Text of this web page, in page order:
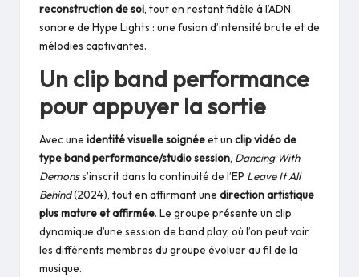
reconstruction de soi, tout en restant fidèle à l’ADN
sonore de Hype Lights : une fusion d’intensité brute et de
mélodies captivantes.
Un clip band performance
pour appuyer la sortie
Avec une identité visuelle soignéeet un clip vidéo de
type band performance/studio session, Dancing With
Demonss’inscrit dans la continuité de l’EP Leave It All
Behind(2024), tout en affirmant une direction artistique
plus mature et affirmée. Le groupe présente un clip
dynamique d’une session de band play, où l’on peut voir
les différents membres du groupe évoluer au fil de la
musique.